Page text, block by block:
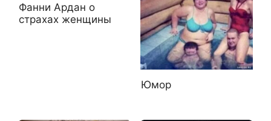
Фанни Ардан о
страхах женщины
Юмор